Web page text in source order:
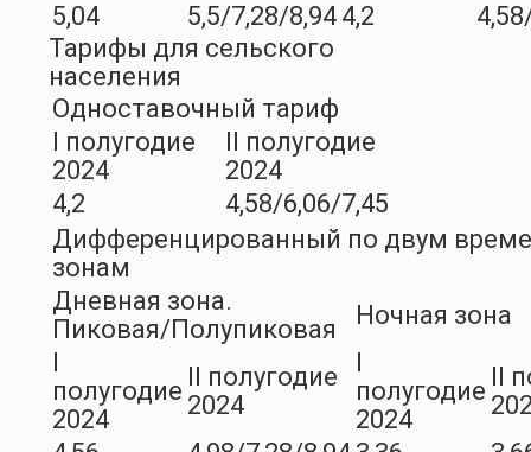
5,04
5,5/7,28/8,94 4,2
Тарифы для сельского
населения
Одноставочный тариф
I полугодие
2024
II полугодие
2024
4,2
4,58/6,06/7,45
Дифференцированный по двум
зонам
Дневная зона.
Пиковая/Полупиковая
Ночная зона
полугодие
2024
II полугодие
2024
полугодие
2024
II